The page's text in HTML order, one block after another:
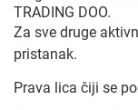
TRADING DOO.
Za sve druge
pristanak.
Prava lica čiji se